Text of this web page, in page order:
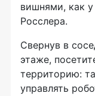
вишнями, как у
Росслера.
Свернув в
этаже,
территорию:
управлять